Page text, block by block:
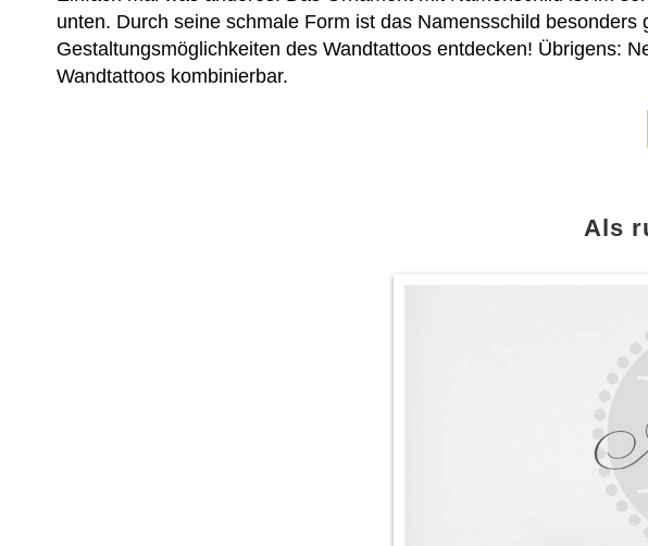
unten. Durch seine schmale Form ist das Namensschild
Gestaltungsmöglichkeiten des Wandtattoos entdecken! Übrigens:
Wandtattoos kombinierbar.
Als